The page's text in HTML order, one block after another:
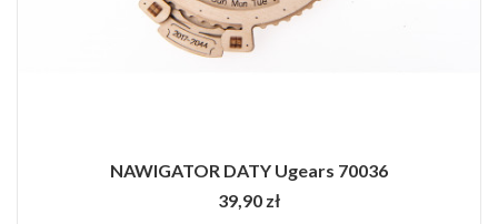
NAWIGATOR DATY Ugears 70036
39,90 zł